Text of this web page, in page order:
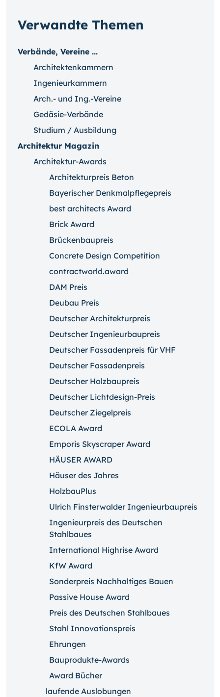
Verwandte Themen
Verbände, Vereine ...
Architektenkammern
Ingenieurkammern
Arch.- und Ing.-Vereine
Gedäsie-Verbände
Studium / Ausbildung
Architektur Magazin
Architektur-Awards
Architekturpreis Beton
Bayerischer Denkmalpflegepreis
best architects Award
Brick Award
Brückenbaupreis
Concrete Design Competition
contractworld.award
DAM Preis
Deubau Preis
Deutscher Architekturpreis
Deutscher Ingenieurbaupreis
Deutscher Fassadenpreis für VHF
Deutscher Fassadenpreis
Deutscher Holzbaupreis
Deutscher Lichtdesign-Preis
Deutscher Ziegelpreis
ECOLA Award
Emporis Skyscraper Award
HÄUSER AWARD
Häuser des Jahres
HolzbauPlus
Ulrich Finsterwalder Ingenieurbaupreis
Ingenieurpreis des Deutschen
Stahlbaues
International Highrise Award
KfW Award
Sonderpreis Nachhaltiges Bauen
Passive House Award
Preis des Deutschen Stahlbaues
Stahl Innovationspreis
Ehrungen
Bauprodukte-Awards
Award Bücher
laufende Auslobungen